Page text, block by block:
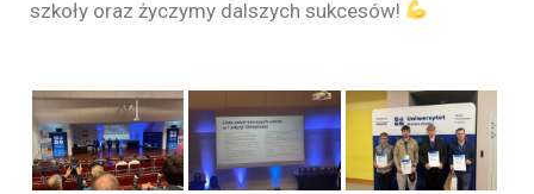
szkoły oraz życzymy dalszych sukcesów!